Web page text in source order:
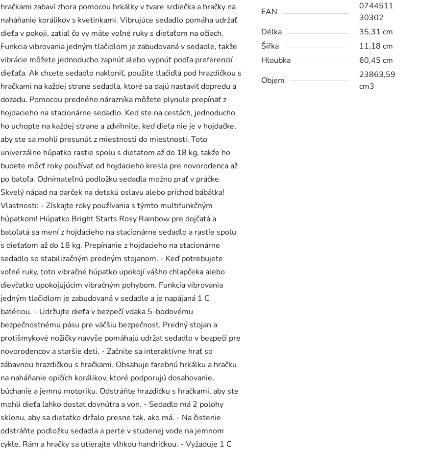
hračkami zabaví zhora pomocou hrkálky v tvare srdiečka a hračky na
naháňanie korálikov s kvetinkami. Vibrujúce sedadlo pomáha udržať
dieťa v pokoji, zatiaľ čo vy máte voľné ruky s dieťaťom na očiach.
Funkcia vibrovania jedným tlačidlom je zabudovaná v sedadle, takže
vibrácie môžete jednoducho zapnúť alebo vypnúť podľa preferencií
dieťaťa. Ak chcete sedadlo nakloniť, použite tlačidlá pod hrazdičkou s
hračkami na každej strane sedadla, ktoré sa dajú nastaviť dopredu a
dozadu. Pomocou predného nárazníka môžete plynule prepínať z
hojdacieho na stacionárne sedadlo. Keď ste na cestách, jednoducho
ho uchopte na každej strane a zdvihnite, keď dieťa nie je v hojdačke,
aby ste sa mohli presunúť z miestnosti do miestnosti. Toto
univerzálne húpatko rastie spolu s dieťaťom až do 18 kg, takže ho
budete môcť roky používať od hojdacieho kresla pre novorodenca až
po batoľa. Odnímateľnú podložku sedadla možno prať v práčke.
Skvelý nápad na darček na detskú oslavu alebo príchod bábätka!
Vlastnosti: - Získajte roky používania s týmto multifunkčným
húpatkom! Húpatko Bright Starts Rosy Rainbow pre dojčatá a
batoľatá sa mení z hojdacieho na stacionárne sedadlo a rastie spolu
s dieťaťom až do 18 kg. Prepínanie z hojdacieho na stacionárne
sedadlo so stabilizačným predným stojanom. - Keď potrebujete
voľné ruky, toto vibračné húpatko upokojí vášho chlapčeka alebo
dievčatko upokojujúcim vibračným pohybom. Funkcia vibrovania
jedným tlačidlom je zabudovaná v sedadle a je napájaná 1 C
batériou. - Udržujte dieťa v bezpečí vďaka 5-bodovému
bezpečnostnému pásu pre väčšiu bezpečnosť. Predný stojan a
protišmykové nožičky navyše pomáhajú udržať sedadlo v bezpečí pre
novorodencov a staršie deti. - Začnite sa interaktívne hrať so
zábavnou hrazdičkou s hračkami. Obsahuje farebnú hrkálku a hračku
na naháňanie opičích korálikov, ktoré podporujú dosahovanie,
búchanie a jemnú motoriku. Odstráňte hrazdičku s hračkami, aby ste
mohli dieťa ľahko dostať dovnútra a von. - Sedadlo má 2 polohy
sklonu, aby sa dieťatko držalo presne tak, ako má. - Na čistenie
odstráňte podložku sedadla a perte v studenej vode na jemnom
cykle. Rám a hračky sa utierajte vlhkou handričkou. - Vyžaduje 1 C
EAN
0744511
30302
Délka
35,31 cm
Šířka
11,18 cm
Hloubka
60,45 cm
Objem
23863,59
cm3